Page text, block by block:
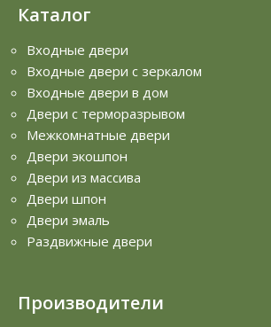
Каталог
Входные двери
Входные двери с зеркалом
Входные двери в дом
Двери с терморазрывом
Межкомнатные двери
Двери экошпон
Двери из массива
Двери шпон
Двери эмаль
Раздвижные двери
Производители